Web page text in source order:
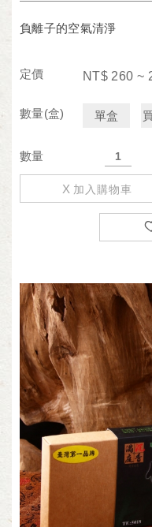
負離子的空氣清淨
定價 NT$ 260 ~
數量(盒) 單盒
數量
加入購物車